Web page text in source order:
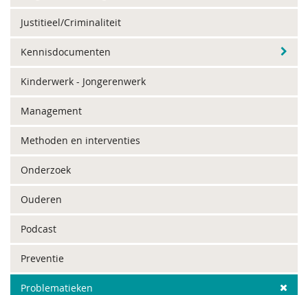
Justitieel/Criminaliteit
Kennisdocumenten
Kinderwerk - Jongerenwerk
Management
Methoden en interventies
Onderzoek
Ouderen
Podcast
Preventie
Problematieken